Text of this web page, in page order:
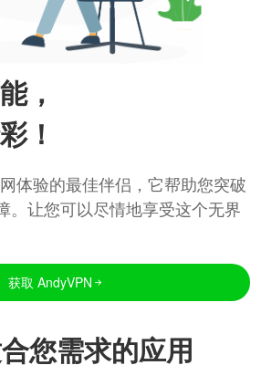
，
！
体验的最佳伴侣，它帮助您突破
。让您可以尽情地享受这个无界
获取 AndyVPN
您需求的应用